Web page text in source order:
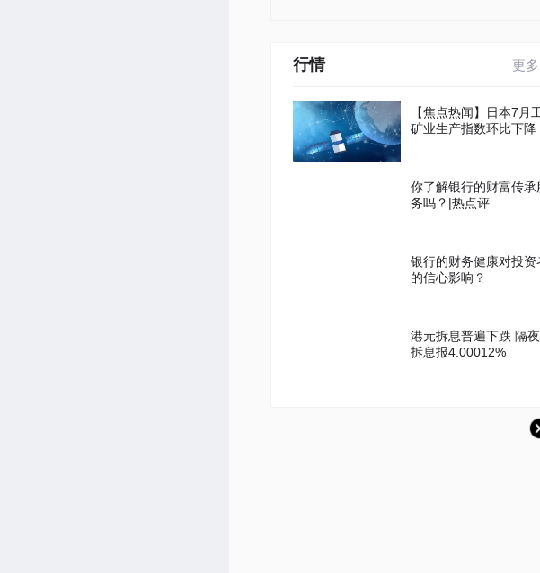
行情 更多
【焦点热闻】日本7月
矿业生产指数环比下降
你了解银行的财富传承
务吗？|热点评
银行的财务健康对投资
的信心影响？
港元拆息普遍下跌 隔夜
拆息报4.00012%